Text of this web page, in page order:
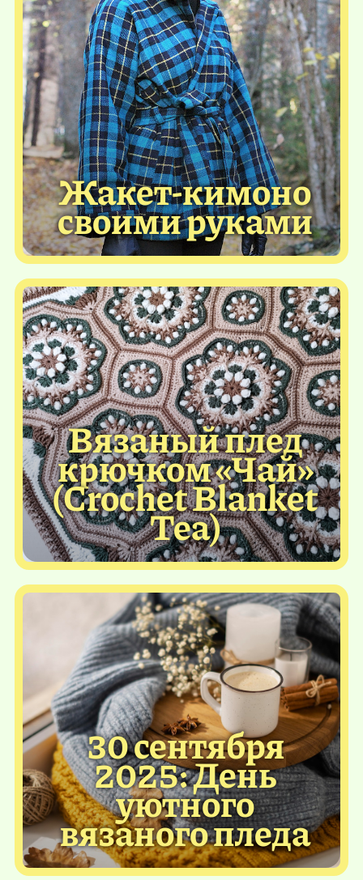
Жакет-кимоно
своими руками
Вязаный плед
крючком «Чай»
(Crochet Blanket
Tea)
30 сентября
2025: День
уютного
вязаного пледа